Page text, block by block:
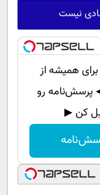
نیست
برای همیشه از
پرسش‌نامه رو
کن ▶